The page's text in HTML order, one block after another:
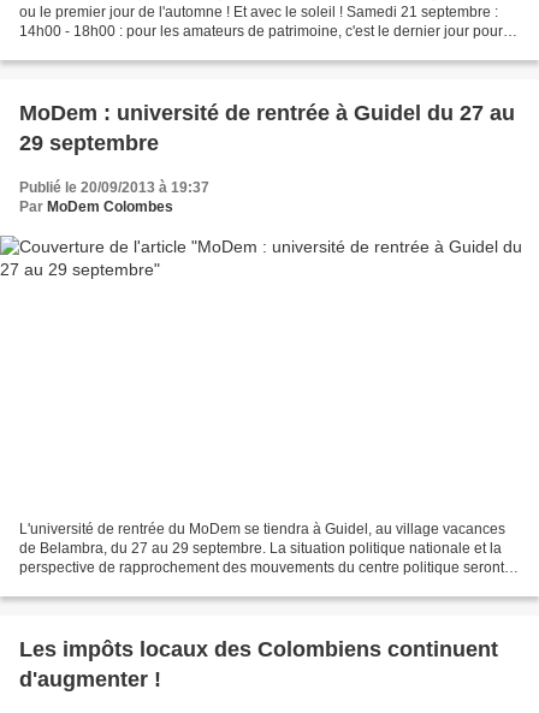
ou le premier jour de l'automne ! Et avec le soleil ! Samedi 21 septembre :
14h00 - 18h00 : pour les amateurs de patrimoine, c'est le dernier jour pour
MoDem : université de rentrée à Guidel du 27 au
29 septembre
Publié le 20/09/2013 à 19:37
Par MoDem Colombes
L'université de rentrée du MoDem se tiendra à Guidel, au village vacances
de Belambra, du 27 au 29 septembre. La situation politique nationale et la
perspective de rapprochement des mouvements du centre politique seront
Les impôts locaux des Colombiens continuent
d'augmenter !